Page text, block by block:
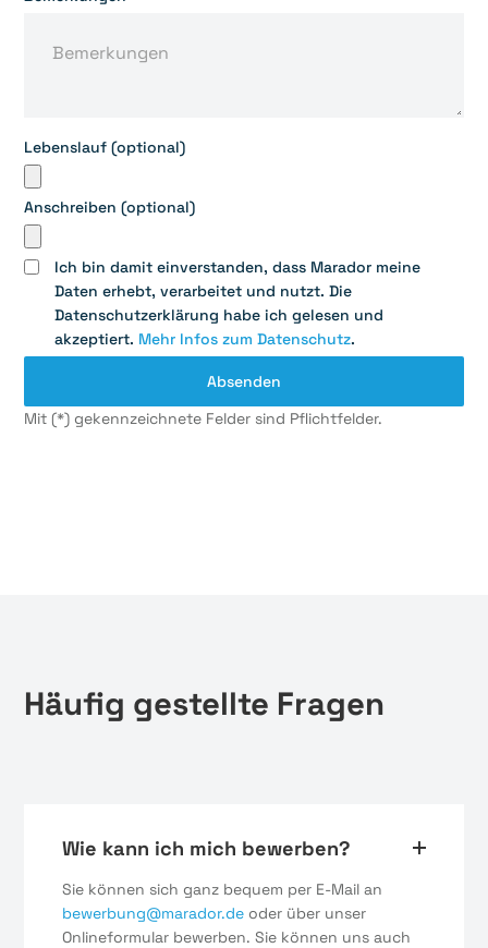
Lebenslauf (optional)
Anschreiben (optional)
Ich bin damit einverstanden, dass Marador meine
Daten erhebt, verarbeitet und nutzt. Die
Datenschutzerklärung habe ich gelesen und
akzeptiert. Mehr Infos zum Datenschutz.
Mit (*) gekennzeichnete Felder sind Pflichtfelder.
Häufig gestellte Fragen
Wie kann ich mich bewerben?
Sie können sich ganz bequem per E-Mail an
bewerbung@marador.de oder über unser
Onlineformular bewerben. Sie können uns auch